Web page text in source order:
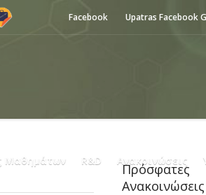
Facebook Upatras Facebook
Μαθημάτων R&D Ανακοινώσεις
Πρόσφατες
Ανακοινώσεις